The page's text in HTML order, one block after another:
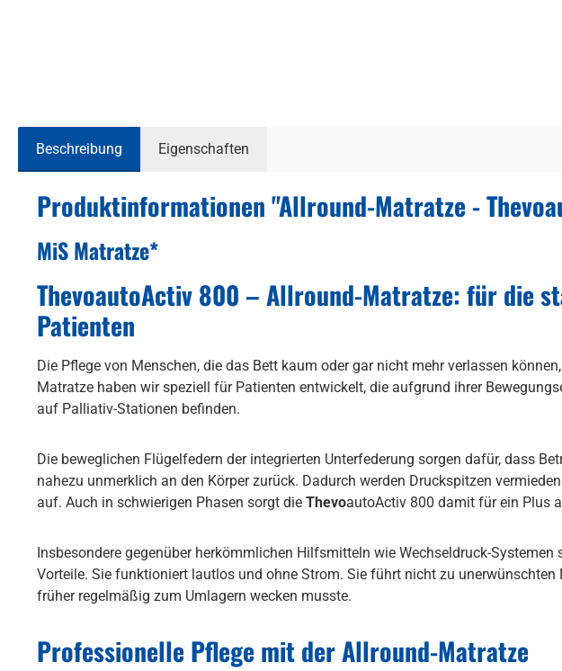
Beschreibung Eigenschaften
Produktinformationen "Allround-Matratze -
MiS Matratze*
ThevoautoActiv 800 – Allround-Matratze: für die
Patienten
Die Pflege von Menschen, die das Bett kaum oder gar nicht mehr verlassen
Matratze haben wir speziell für Patienten entwickelt, die aufgrund ihrer
auf Palliativ-Stationen befinden.
Die beweglichen Flügelfedern der integrierten Unterfederung sorgen dafür, dass
nahezu unmerklich an den Körper zurück. Dadurch werden Druckspitzen
auf. Auch in schwierigen Phasen sorgt die ThevoautoActiv 800 damit für ein Plus
Insbesondere gegenüber herkömmlichen Hilfsmitteln wie Wechseldruck-
Vorteile. Sie funktioniert lautlos und ohne Strom. Sie führt nicht zu
früher regelmäßig zum Umlagern wecken musste.
Professionelle Pflege mit der Allround-Matratze